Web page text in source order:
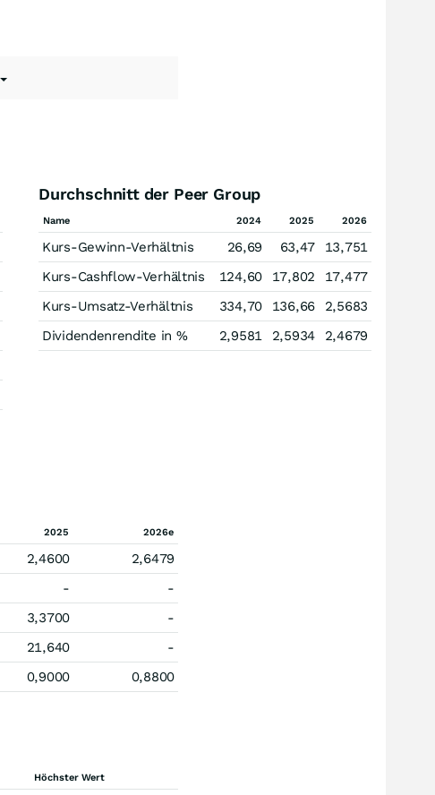
Durchschnitt der Peer Group
Name 2024 2025 2026
Kurs-Gewinn-Verhältnis 26,69 63,47
13,751
Kurs-Cashflow-Verhältnis
124,60 17,802
17,477
Kurs-Umsatz-Verhältnis
334,70 136,66
2,5683
Dividendenrendite in %
2,9581 2,5934 2,4679
2025 2026e
2,4600
2,6479
-
-
3,3700
-
21,640
-
0,9000 0,8800
Höchster Wert